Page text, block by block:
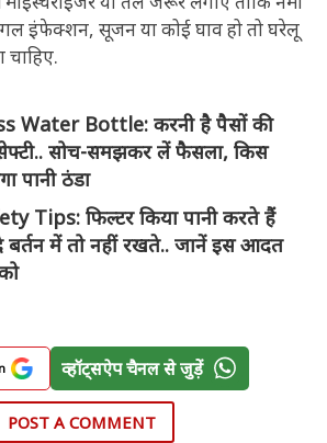
इंफेक्शन, सूजन या कोई घाव हो तो घरेलू
चाहिए.
Water Bottle: करनी है पैसों की
सोच-समझकर लें फैसला, किस
पानी ठंडा
Tips: फिल्टर किया पानी करते हैं
बर्तन में तो नहीं रखते.. जानें इस आदत
व्हॉट्सऐप चैनल से जुड़ें
POST A COMMENT